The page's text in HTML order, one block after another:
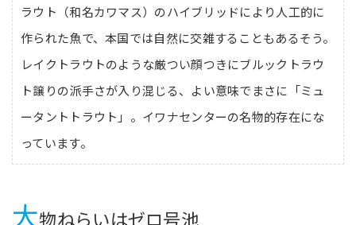
ラウト（和名カワマス）のハイブリッドにより人工的に
作られた魚で、本国では自然に交雑することもあるそう。
レイクトラウトのような厳つい顔つきにブルックトラウ
ト譲りの派手さが入り混じる、よい意味でまさに「ミュ
ータントトラウト」。イワナセンターの名物的存在にな
っています。
大物ねらいはゼロ号池